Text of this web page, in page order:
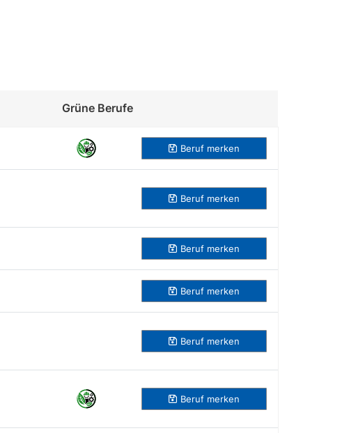
Grüne Berufe
Beruf merken
Beruf merken
Beruf merken
Beruf merken
Beruf merken
Beruf merken